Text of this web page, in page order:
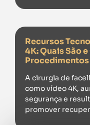
Recursos
4K: Quais São
A cirurgia de
como vídeo 4K,
segurança e
promover